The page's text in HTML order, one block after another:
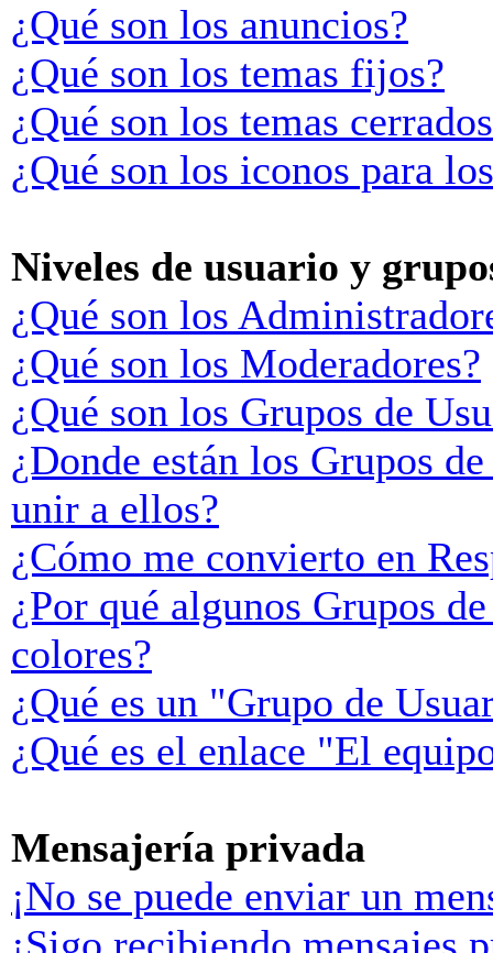
¿Qué son los anuncios?
¿Qué son los temas fijos?
¿Qué son los temas
¿Qué son los iconos para
Niveles de usuario y
¿Qué son los
¿Qué son los Moderadores?
¿Qué son los Grupos de
¿Donde están los Grupos
unir a ellos?
¿Cómo me convierto en
¿Por qué algunos Grupos
colores?
¿Qué es un "Grupo de
¿Qué es el enlace "El
Mensajería privada
¡No se puede enviar un